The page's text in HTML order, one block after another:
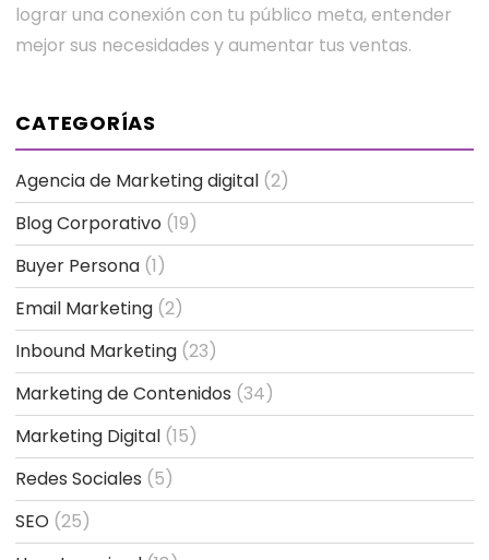
lograr una conexión con tu público meta, entender
mejor sus necesidades y aumentar tus ventas.
CATEGORÍAS
Agencia de Marketing digital (2)
Blog Corporativo (19)
Buyer Persona (1)
Email Marketing (2)
Inbound Marketing (23)
Marketing de Contenidos (34)
Marketing Digital (15)
Redes Sociales (5)
SEO (25)